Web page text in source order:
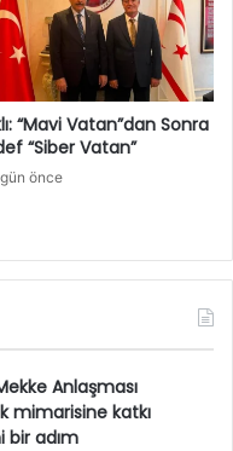
“Mavi Vatan”dan Sonra
“Siber Vatan”
önce
Anlaşması
mimarisine katkı
bir adım